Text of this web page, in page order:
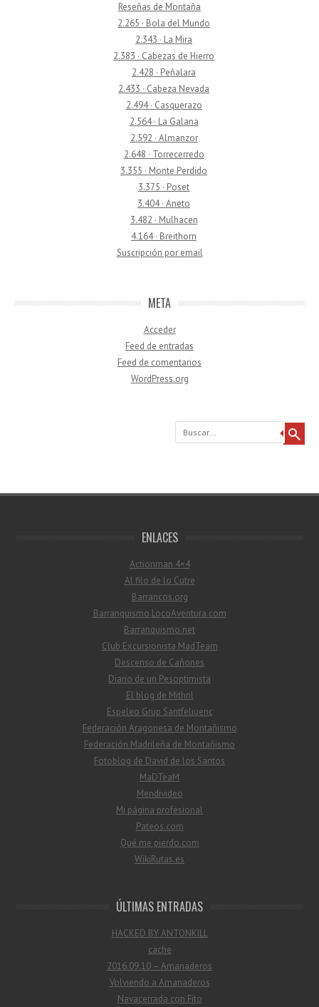
Reseñas de Montaña
2.265 · Bola del Mundo
2.343 · La Mira
2.383 · Cabezas de Hierro
2.428 · Peñalara
2.433 · Cabeza Nevada
2.494 · Casquerazo
2.564 · La Galana
2.592 · Almanzor
2.648 · Torrecerredo
3.355 · Monte Perdido
3.375 · Poset
3.404 · Aneto
3.482 · Mulhacen
4.164 · Breithorn
Suscripción por email
META
Acceder
Feed de entradas
Feed de comentarios
WordPress.org
Buscar
ENLACES
Actionman 4×4
Al filo de lo Cutre
Barrancos.org
Barranquismo.LocoAventura.com
Barranquismo.net
Club Excursionista MadTeam
Descenso de Cañones
Diario de un Pesoptimista
El blog de Mithril
Espeleo Grup Santfeliuenc
Federación Aragonesa de Montañismo
Federación Madrileña de Montañismo
Fotoblog de David de los Santos
MaDTeaM
Mendivideo
Mi página profesional
Pateos.com
Qué me pierdo.com
WikiRutas.es
ÚLTIMAS ENTRADAS
HACKED BY ANTONKILL
cache
2016.09.10 – Amanaderos
Volviendo a Amanaderos
Navacerrada con Fito